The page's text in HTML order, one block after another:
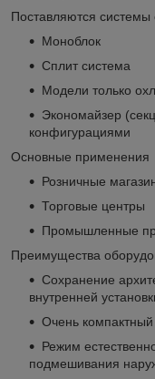
Поставляются
Моноблок
Сплит система
Модели только
Экономайзер
конфигурациями
Основные применения
Розничные
Торговые центры
Промышленные
Преимущества
Сохранение
внутренней
Очень компактный
Режим
подмешивания